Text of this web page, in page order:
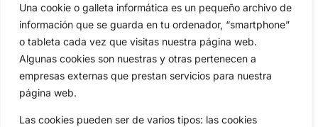
Una cookie o galleta informática es un pequeño archivo de
información que se guarda en tu ordenador, “smartphone”
o tableta cada vez que visitas nuestra página web.
Algunas cookies son nuestras y otras pertenecen a
empresas externas que prestan servicios para nuestra
página web.
Las cookies pueden ser de varios tipos: las cookies
Circuitos
Especiales
Vídeos
De Interés
Compañía
Aviso Legal
Política de Privacidad
Política de Cookies